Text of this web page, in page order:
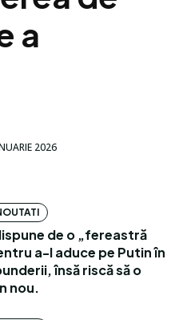
a
2026
de o „fereastră
a-l aduce pe Putin în
însă riscă să o
nou.